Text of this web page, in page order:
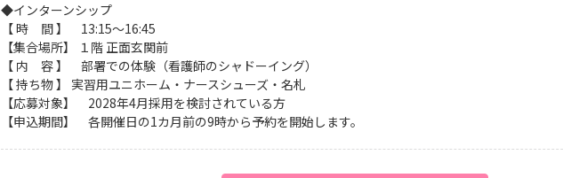
◆インターンシップ
【 時 間 】 13:15～16:45
【集合場所】 １階 正面玄関前
【 内 容 】 部署での体験（看護師のシャドーイング）
【 持ち物 】 実習用ユニホーム・ナースシューズ・名札
【応募対象】 2028年4月採用を検討されている方
【申込期間】 各開催日の1カ月前の9時から予約を開始します。